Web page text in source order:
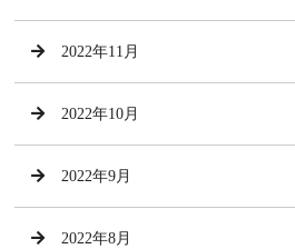
2022年11月
2022年10月
2022年9月
2022年8月